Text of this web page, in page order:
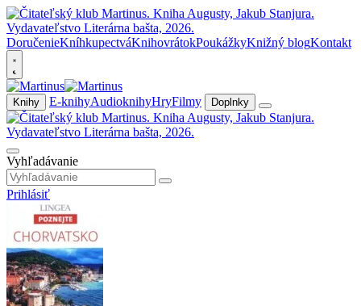
DoručenieKníhkupectváKnihovrátokPoukážkyKnižný blogKontakt
Knihy E-knihyAudioknihyHryFilmy Doplnky
Vyhľadávanie
Prihlásiť